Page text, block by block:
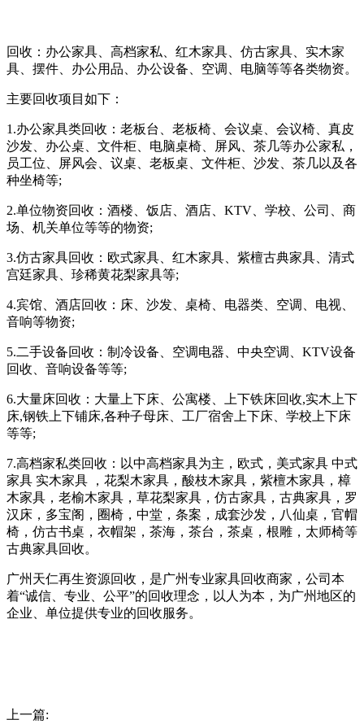
回收：办公家具、高档家私、红木家具、仿古家具、实木家
具、摆件、办公用品、办公设备、空调、电脑等等各类物资。
主要回收项目如下：
1.办公家具类回收：老板台、老板椅、会议桌、会议椅、真皮
沙发、办公桌、文件柜、电脑桌椅、屏风、茶几等办公家私，
员工位、屏风会、议桌、老板桌、文件柜、沙发、茶几以及各
种坐椅等;
2.单位物资回收：酒楼、饭店、酒店、KTV、学校、公司、商
场、机关单位等等的物资;
3.仿古家具回收：欧式家具、红木家具、紫檀古典家具、清式
宫廷家具、珍稀黄花梨家具等;
4.宾馆、酒店回收：床、沙发、桌椅、电器类、空调、电视、
音响等物资;
5.二手设备回收：制冷设备、空调电器、中央空调、KTV设备
回收、音响设备等等;
6.大量床回收：大量上下床、公寓楼、上下铁床回收,实木上下
床,钢铁上下铺床,各种子母床、工厂宿舍上下床、学校上下床
等等;
7.高档家私类回收：以中高档家具为主，欧式，美式家具 中式
家具 实木家具 ，花梨木家具，酸枝木家具，紫檀木家具，樟
木家具，老榆木家具，草花梨家具，仿古家具，古典家具，罗
汉床，多宝阁，圈椅，中堂，条案，成套沙发，八仙桌，官帽
椅，仿古书桌，衣帽架，茶海，茶台，茶桌，根雕，太师椅等
古典家具回收。
广州天仁再生资源回收，是广州专业家具回收商家，公司本
着“诚信、专业、公平”的回收理念，以人为本，为广州地区的
企业、单位提供专业的回收服务。
上一篇: